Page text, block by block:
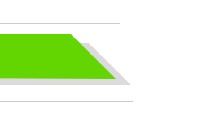
nguồn về AT-
về AT-VSLĐ